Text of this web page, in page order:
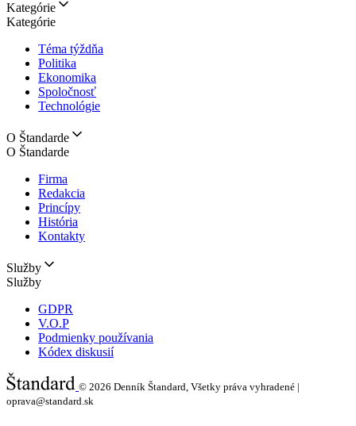
Kategórie
Kategórie
Téma týždňa
Politika
Ekonomika
Spoločnosť
Technológie
O Štandarde
O Štandarde
Firma
Redakcia
Princípy
História
Kontakty
Služby
Služby
GDPR
V.O.P
Podmienky používania
Kódex diskusií
© 2026 Denník Štandard, Všetky práva vyhradené |
oprava@standard.sk